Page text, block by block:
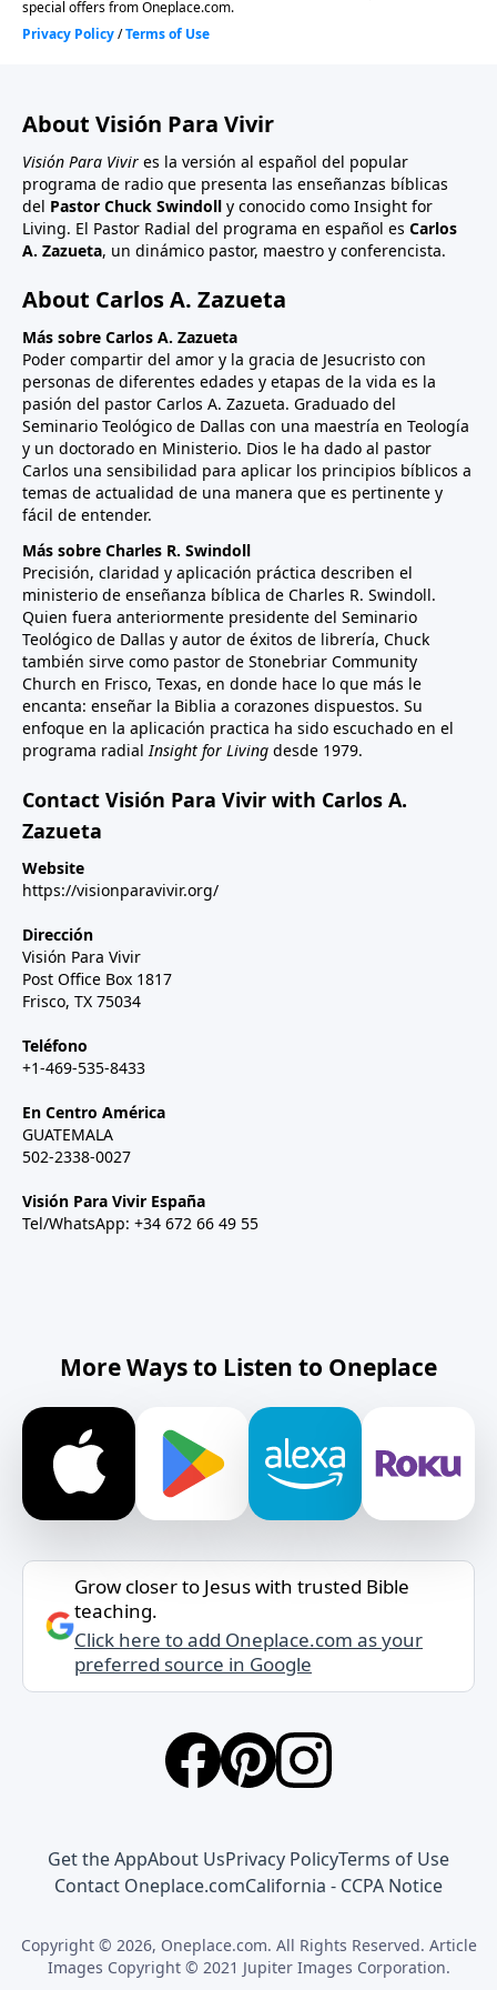
About Visión Para Vivir
Visión Para Vivir es la versión al español del popular
programa de radio que presenta las enseñanzas bíblicas
del Pastor Chuck Swindoll y conocido como Insight for
Living. El Pastor Radial del programa en español es Carlos
A. Zazueta, un dinámico pastor, maestro y conferencista.
About Carlos A. Zazueta
Más sobre Carlos A. Zazueta
Poder compartir del amor y la gracia de Jesucristo con
personas de diferentes edades y etapas de la vida es la
pasión del pastor Carlos A. Zazueta. Graduado del
Seminario Teológico de Dallas con una maestría en Teología
y un doctorado en Ministerio. Dios le ha dado al pastor
Carlos una sensibilidad para aplicar los principios bíblicos a
temas de actualidad de una manera que es pertinente y
fácil de entender.
Más sobre Charles R. Swindoll
Precisión, claridad y aplicación práctica describen el
ministerio de enseñanza bíblica de Charles R. Swindoll.
Quien fuera anteriormente presidente del Seminario
Teológico de Dallas y autor de éxitos de librería, Chuck
también sirve como pastor de Stonebriar Community
Church en Frisco, Texas, en donde hace lo que más le
encanta: enseñar la Biblia a corazones dispuestos. Su
enfoque en la aplicación practica ha sido escuchado en el
programa radialInsight for Living desde 1979.
Contact Visión Para Vivir with Carlos A.
Zazueta
Website
https://visionparavivir.org/
Dirección
Visión Para Vivir
Post Office Box 1817
Frisco, TX 75034
Teléfono
+1-469-535-8433
En Centro América
GUATEMALA
502-2338-0027
Visión Para Vivir España
Tel/WhatsApp: +34 672 66 49 55
More Ways to Listen to Oneplace
Grow closer to Jesus with trusted Bible
teaching.
Click here to add Oneplace.com as your
preferred source in Google
Get the AppAbout UsPrivacy PolicyTerms of Use
Contact Oneplace.comCalifornia - CCPA Notice
Copyright © 2026, Oneplace.com. All Rights Reserved. Article
Images Copyright © 2021 Jupiter Images Corporation.